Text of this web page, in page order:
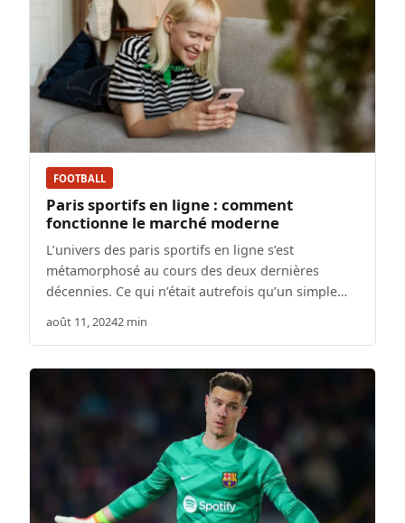
FOOTBALL
Paris sportifs en ligne : comment
fonctionne le marché moderne
L’univers des paris sportifs en ligne s’est
métamorphosé au cours des deux dernières
décennies. Ce qui n’était autrefois qu’un simple…
août 11, 20242 min